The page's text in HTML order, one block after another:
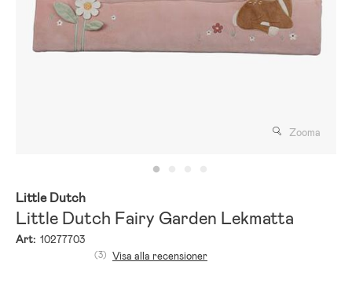
Zooma
Little Dutch
Little Dutch Fairy Garden Lekmatta
Art: 10277703
(3) Visa alla recensioner